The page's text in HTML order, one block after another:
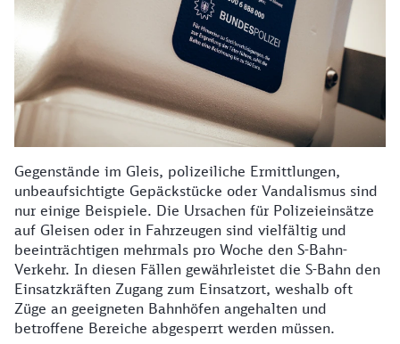
Gegenstände im Gleis, polizeiliche Ermittlungen,
unbeaufsichtigte Gepäckstücke oder Vandalismus sind
nur einige Beispiele. Die Ursachen für Polizeieinsätze
auf Gleisen oder in Fahrzeugen sind vielfältig und
beeinträchtigen mehrmals pro Woche den S-Bahn-
Verkehr. In diesen Fällen gewährleistet die S-Bahn den
Einsatzkräften Zugang zum Einsatzort, weshalb oft
Züge an geeigneten Bahnhöfen angehalten und
betroffene Bereiche abgesperrt werden müssen.